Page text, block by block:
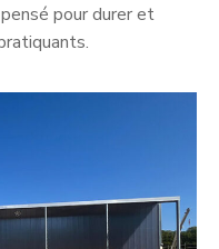
pour durer et